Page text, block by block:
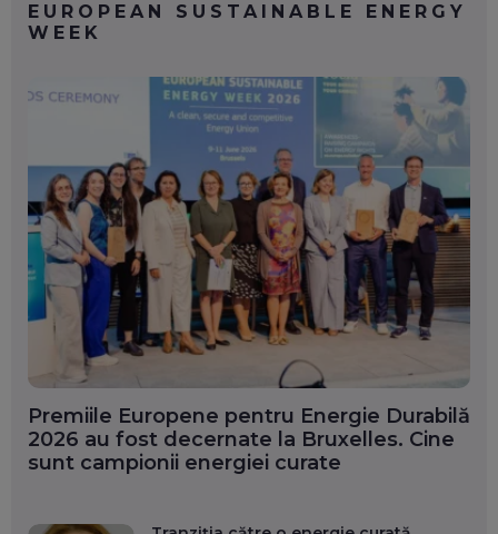
EUROPEAN SUSTAINABLE ENERGY
WEEK
Premiile Europene pentru Energie Durabilă
2026 au fost decernate la Bruxelles. Cine
sunt campionii energiei curate